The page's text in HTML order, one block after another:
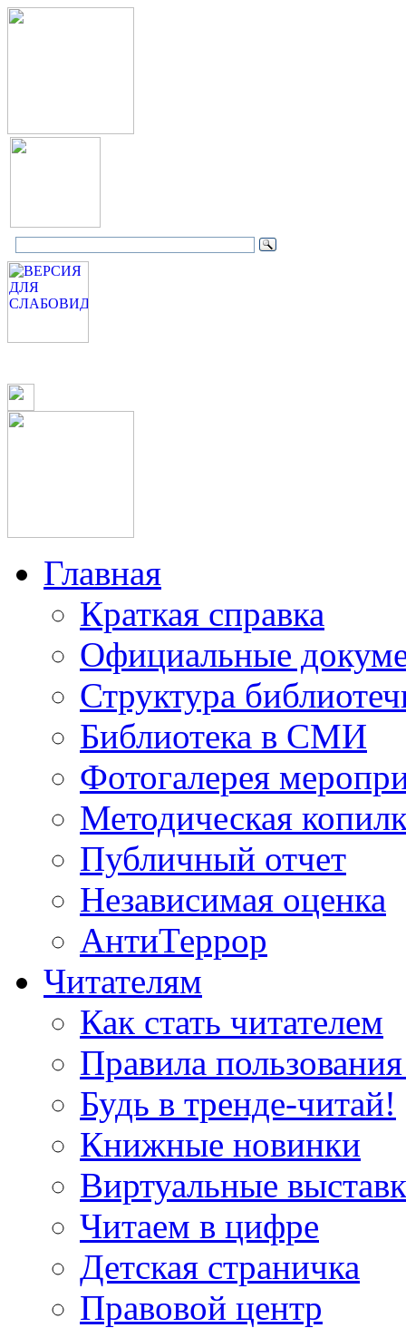
Главная
Краткая справка
Официальные
Структура
Библиотека в СМИ
Фотогалерея
Методическая
Публичный отчет
Независимая оценка
АнтиТеррор
Читателям
Как стать читателем
Правила
Будь в тренде-читай!
Книжные новинки
Виртуальные
Читаем в цифре
Детская страничка
Правовой центр